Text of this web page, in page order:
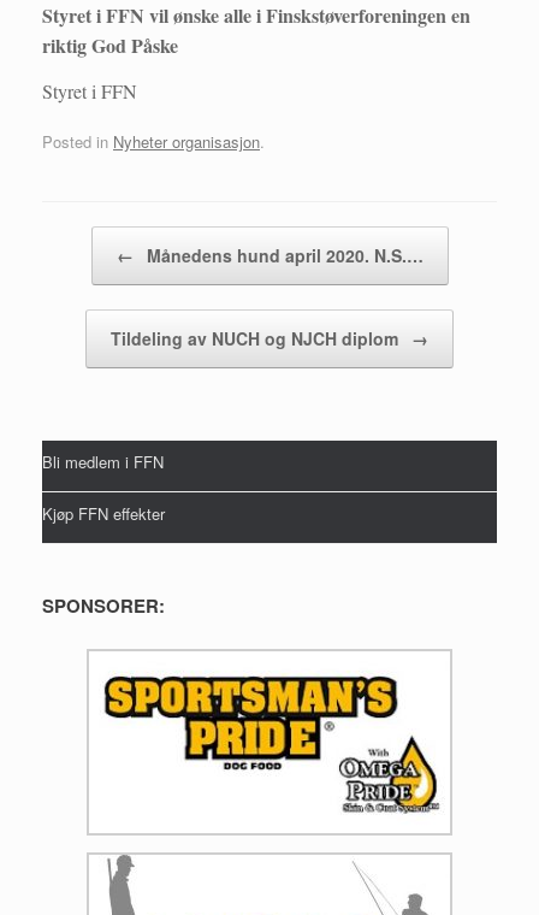
Styret i FFN vil ønske alle i Finskstøverforeningen en
riktig God Påske
Styret i FFN
Posted in Nyheter organisasjon.
← Månedens hund april 2020. N.S.…
Tildeling av NUCH og NJCH diplom →
Bli medlem i FFN
Kjøp FFN effekter
SPONSORER: